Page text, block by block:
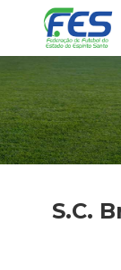
S.C.